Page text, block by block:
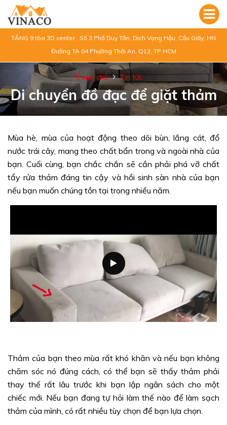
TẦNG 9 tòa 3D center , Số 3 Phố Duy Tân, Dịch Vọng Hậu, Cầu Giấy, HN
Đường TA 04 Phường Thới An, Q12, TP HCM
Trang chủ Tin tức
Di chuyển đồ đạc để giặt thảm
Mùa hè, mùa của hoạt động theo dõi bùn, lắng cát, đổ
nước trái cây, mang theo chất bẩn trong và ngoài nhà của
bạn. Cuối cùng, bạn chắc chắn sẽ cần phải phá vỡ chất
tẩy rửa thảm đáng tin cậy và hồi sinh sàn nhà của bạn
nếu bạn muốn chúng tồn tại trong nhiều năm.
Thảm của bạn theo mùa rất khó khăn và nếu bạn không
chăm sóc nó đúng cách, có thể bạn sẽ thấy thảm phải
thay thế rất lâu trước khi bạn lập ngân sách cho một
chiếc mới. Nếu bạn đang tự hỏi làm thế nào để làm sạch
thảm của mình, có rất nhiều tùy chọn để bạn lựa chọn.